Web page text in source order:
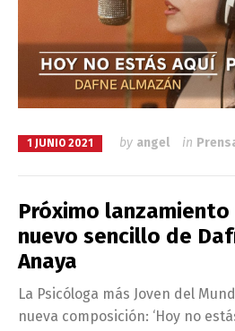
1 JUNIO 2021 by angel in
Próximo
nuevo sencillo de
Anaya
La Psicóloga más Joven del
nueva composición: ‘Hoy no